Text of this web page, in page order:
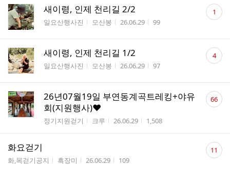
새이령, 인제 천리길 2/2
게시판명
일요산행사진 작성자
모산봉 작성시간
26.06.29 조회수
99
댓
글 1
새이령, 인제 천리길 1/2
게시판명
일요산행사진 작성자
모산봉 작성시간
26.06.29 조회수
97
댓
글 4
26년07월19일 부연동계곡트레킹+야유
회(지원행사)❤️
게시판명
정기지원걷기 작성자
크루 작성시간
26.06.29 조회수
1,508
댓
글66
화요걷기
게시판명
화,목걷기공지 작성자
흑장미 작성시간
26.06.29 조회수
109
댓
글11